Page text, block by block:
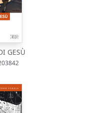
GESÙ